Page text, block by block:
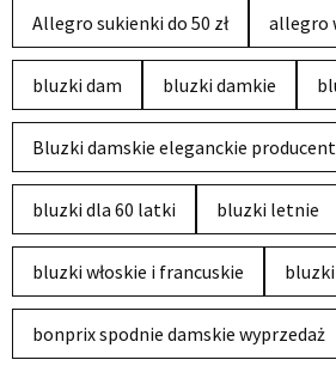
Allegro sukienki do 50 zł allegro
bluzki dam bluzki damkie
Bluzki damskie eleganckie
bluzki dla 60 latki bluzki letnie
bluzki włoskie i francuskie
bonprix spodnie damskie wyprzedaż